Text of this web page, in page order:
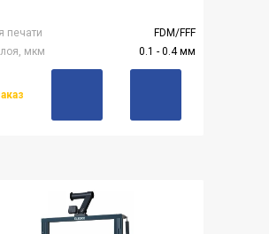
печати
FDM/FFF
мкм
0.1 - 0.4 мм